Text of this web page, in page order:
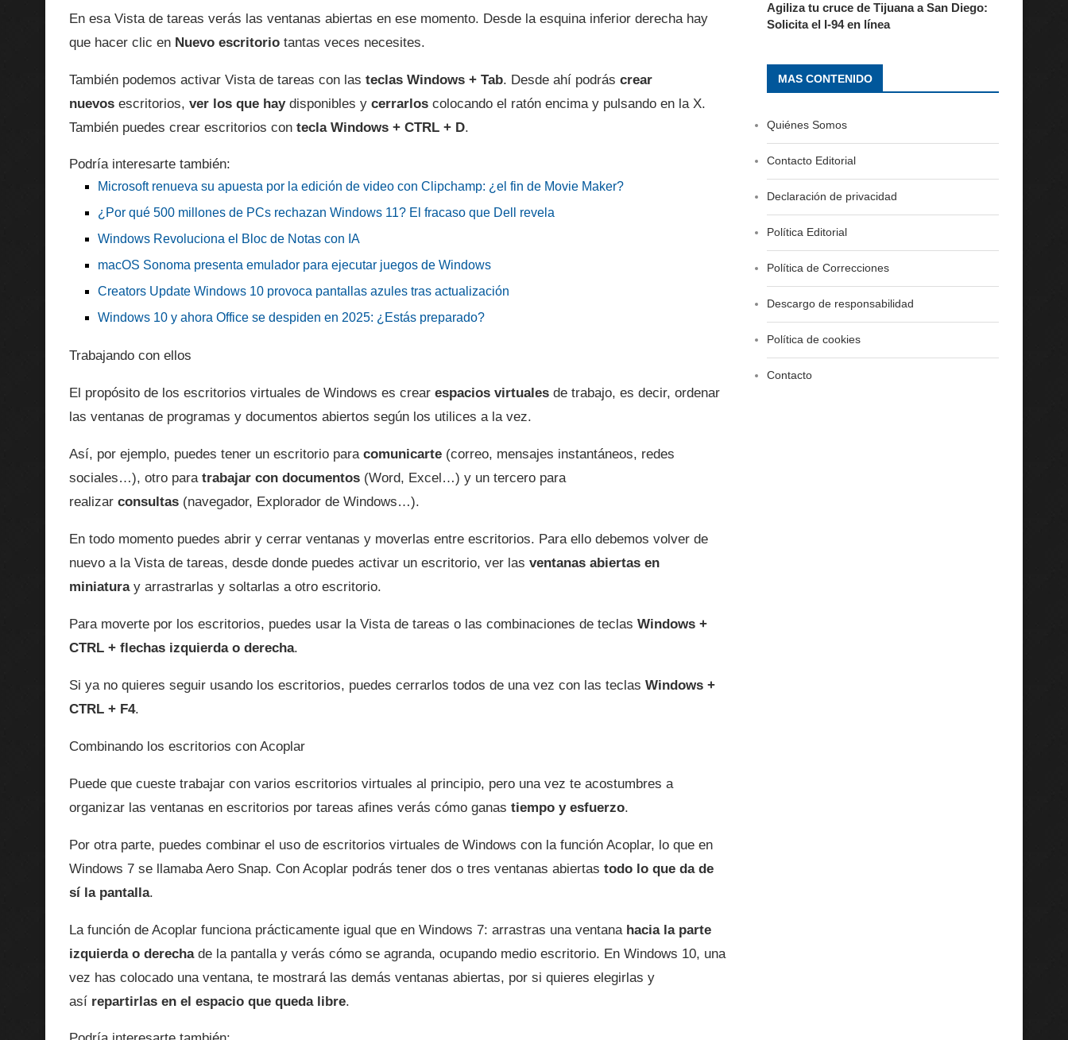
En esa Vista de tareas verás las ventanas abiertas en ese momento. Desde la esquina inferior derecha hay
que hacer clic en Nuevo escritorio tantas veces necesites.
También podemos activar Vista de tareas con las teclas Windows + Tab. Desde ahí podrás crear
nuevos escritorios, ver los que haydisponibles y cerrarlos colocando el ratón encima y pulsando en la X.
También puedes crear escritorios con tecla Windows + CTRL + D.
Podría interesarte también:
Microsoft renueva su apuesta por la edición de video con Clipchamp: ¿el fin de Movie Maker?
¿Por qué 500 millones de PCs rechazan Windows 11? El fracaso que Dell revela
Windows Revoluciona el Bloc de Notas con IA
macOS Sonoma presenta emulador para ejecutar juegos de Windows
Creators Update Windows 10 provoca pantallas azules tras actualización
Windows 10 y ahora Office se despiden en 2025: ¿Estás preparado?
Trabajando con ellos
El propósito de los escritorios virtuales de Windows es crear espacios virtuales de trabajo, es decir, ordenar
las ventanas de programas y documentos abiertos según los utilices a la vez.
Así, por ejemplo, puedes tener un escritorio para comunicarte (correo, mensajes instantáneos, redes
sociales…), otro para trabajar con documentos (Word, Excel…) y un tercero para
realizar consultas (navegador, Explorador de Windows…).
En todo momento puedes abrir y cerrar ventanas y moverlas entre escritorios. Para ello debemos volver de
nuevo a la Vista de tareas, desde donde puedes activar un escritorio, ver las ventanas abiertas en
miniaturay arrastrarlas y soltarlas a otro escritorio.
Para moverte por los escritorios, puedes usar la Vista de tareas o las combinaciones de teclas Windows +
CTRL + flechas izquierda o derecha.
Si ya no quieres seguir usando los escritorios, puedes cerrarlos todos de una vez con las teclas Windows +
CTRL + F4.
Combinando los escritorios con Acoplar
Puede que cueste trabajar con varios escritorios virtuales al principio, pero una vez te acostumbres a
organizar las ventanas en escritorios por tareas afines verás cómo ganas tiempo y esfuerzo.
Por otra parte, puedes combinar el uso de escritorios virtuales de Windows con la función Acoplar, lo que en
Windows 7 se llamaba Aero Snap. Con Acoplar podrás tener dos o tres ventanas abiertas todo lo que da de
sí la pantalla.
La función de Acoplar funciona prácticamente igual que en Windows 7: arrastras una ventana hacia la parte
izquierda o derechade la pantalla y verás cómo se agranda, ocupando medio escritorio. En Windows 10, una
vez has colocado una ventana, te mostrará las demás ventanas abiertas, por si quieres elegirlas y
así repartirlas en el espacio que queda libre.
Agiliza tu cruce de Tijuana a San Diego:
Solicita el I-94 en línea
MAS CONTENIDO
Quiénes Somos
Contacto Editorial
Declaración de privacidad
Política Editorial
Política de Correcciones
Descargo de responsabilidad
Política de cookies
Contacto